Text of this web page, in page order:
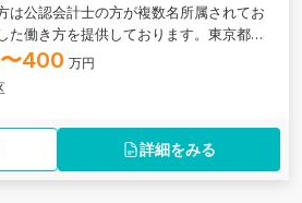
は公認会計士の方が複数名所属されてお
た働き方を提供しております。東京都中
務が両立可能な税理士法人の求人です。
400 万円
詳細をみる